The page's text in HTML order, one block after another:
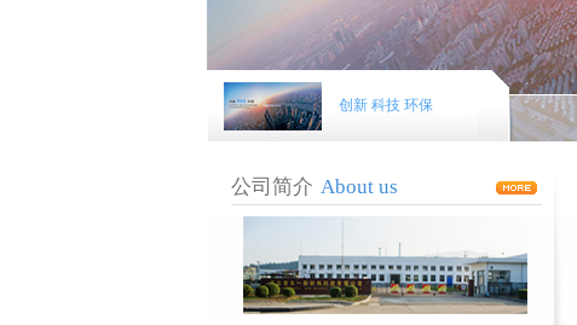
创新 科技 环保
公司简介 About us